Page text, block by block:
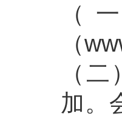
（
（
（
加。